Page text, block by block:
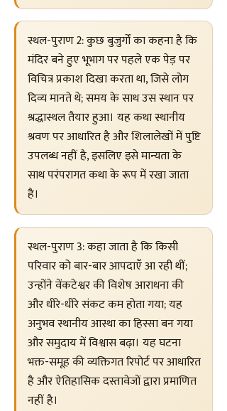
स्थल-पुराण 2: कुछ बुजुर्गों का कहना है कि
मंदिर बने हुए भूभाग पर पहले एक पेड़ पर
विचित्र प्रकाश दिखा करता था, जिसे लोग
दिव्य मानते थे; समय के साथ उस स्थान पर
श्रद्धास्थल तैयार हुआ। यह कथा स्थानीय
श्रवण पर आधारित है और शिलालेखों में पुष्टि
उपलब्ध नहीं है, इसलिए इसे मान्यता के
साथ परंपरागत कथा के रूप में रखा जाता
है।
स्थल-पुराण 3: कहा जाता है कि किसी
परिवार को बार-बार आपदाएँ आ रही थीं;
उन्होंने वेंकटेश्वर की विशेष आराधना की
और धीरे-धीरे संकट कम होता गया; यह
अनुभव स्थानीय आस्था का हिस्सा बन गया
और समुदाय में विश्वास बढ़ा। यह घटना
भक्त-समूह की व्यक्तिगत रिपोर्ट पर आधारित
है और ऐतिहासिक दस्तावेजों द्वारा प्रमाणित
नहीं है।